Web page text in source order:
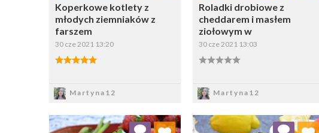
Koperkowe kotlety z
młodych ziemniaków z
farszem
30 cze 2021 13:20
Martyna12
Roladki drobiowe z
cheddarem i masłem
ziołowym w
30 cze 2021 13:03
Martyna12
Dodaj do ulubionych Dodaj do ulubionych